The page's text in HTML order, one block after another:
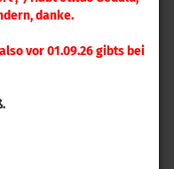
danke.
vor 01.09.26 gibts bei